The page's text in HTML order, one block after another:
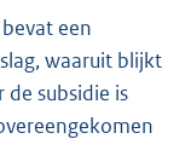
een
waaruit blijkt
subsidie is